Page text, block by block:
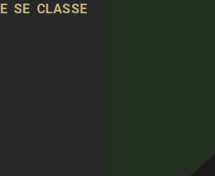
SE CLASSE